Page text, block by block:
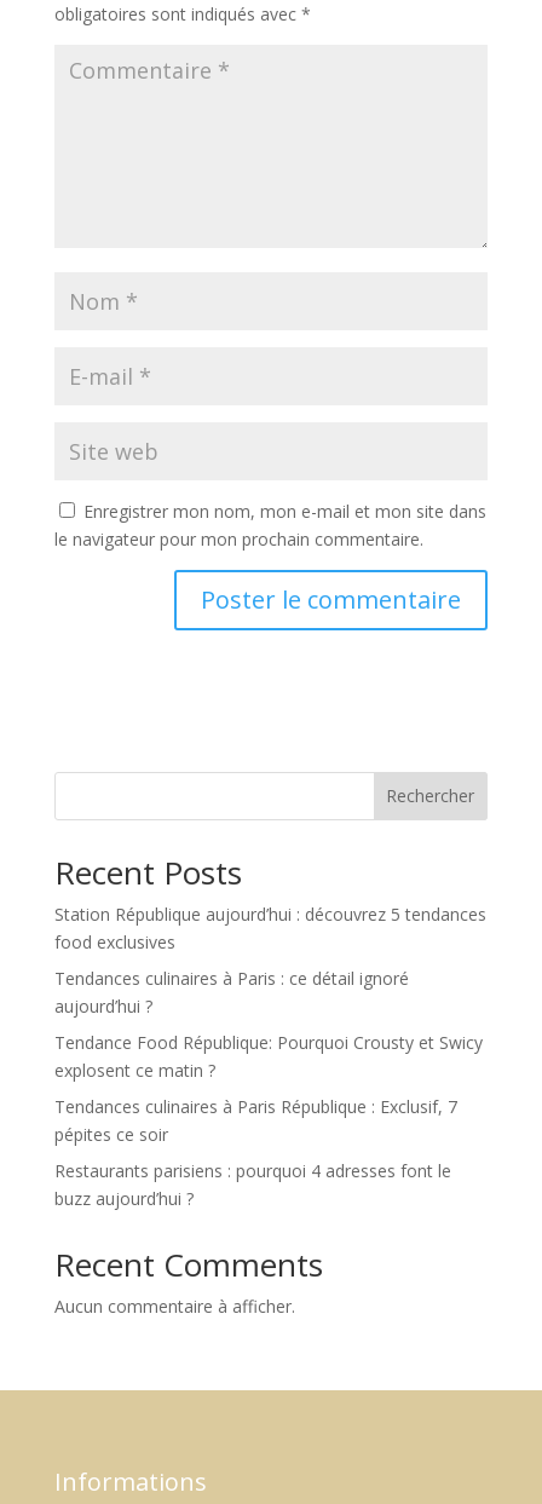
obligatoires sont indiqués avec *
Enregistrer mon nom, mon e-mail et mon site dans
le navigateur pour mon prochain commentaire.
Rechercher
Recent Posts
Station République aujourd’hui : découvrez 5 tendances
food exclusives
Tendances culinaires à Paris : ce détail ignoré
aujourd’hui ?
Tendance Food République: Pourquoi Crousty et Swicy
explosent ce matin ?
Tendances culinaires à Paris République : Exclusif, 7
pépites ce soir
Restaurants parisiens : pourquoi 4 adresses font le
buzz aujourd’hui ?
Recent Comments
Aucun commentaire à afficher.
Informations